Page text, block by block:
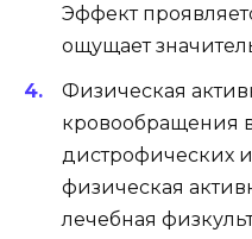
Эффект
ощущает
Физическая
кровообращения
дистрофических
физическая
лечебная